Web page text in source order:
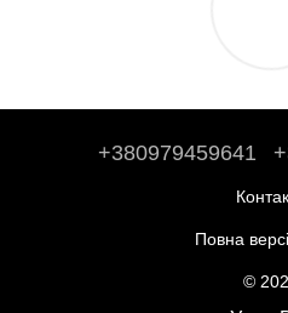
+380979459641
Повна
©